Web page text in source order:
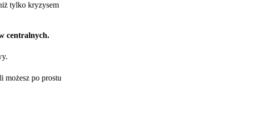
tylko kryzysem
centralnych.
możesz po prostu